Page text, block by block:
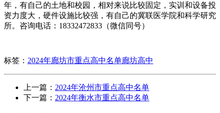
年，有自己的土地和校园，相对来说比较固定，实训和设备投
资力度大，硬件设施比较强，有自己的冀联医学院和科学研究
所。咨询电话：18332472833（微信同号）
标签： 2024年廊坊市重点高中名单廊坊高中
上一篇： 2024年沧州市重点高中名单
下一篇： 2024年衡水市重点高中名单